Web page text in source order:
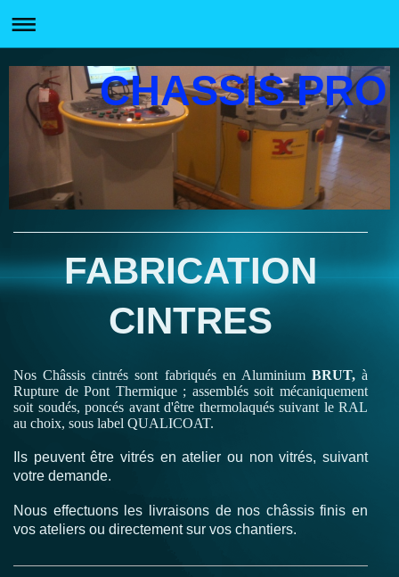
CHASSIS PRO
FABRICATION
CINTRES
Nos Châssis cintrés sont fabriqués en Aluminium BRUT,à
Rupture de Pont Thermique ; assemblés soit mécaniquement
soit soudés, poncés avant d'être thermolaqués suivant le RAL
au choix, sous label QUALICOAT.
Ils peuvent être vitrés en atelier ou non vitrés, suivant
votre demande.
Nous effectuons les livraisons de nos châssis finis en
vos ateliers ou directement sur vos chantiers.